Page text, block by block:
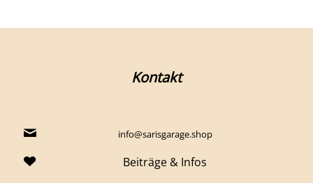
Kontakt
info@sarisgarage.shop
Beiträge & Infos